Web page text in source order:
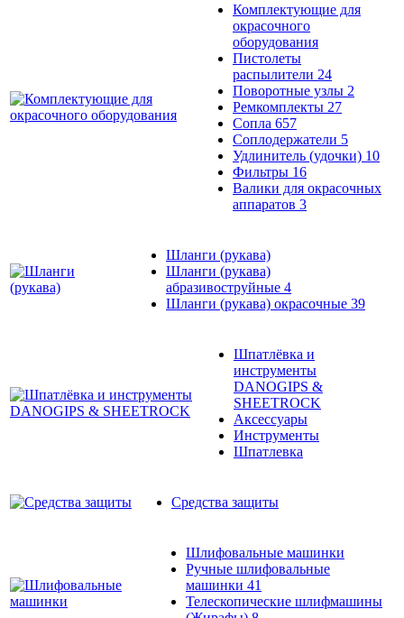
Комплектующие для
окрасочного
оборудования
Пистолеты
распылители 24
Поворотные узлы 2
Ремкомплекты 27
Сопла 657
Соплодержатели 5
Удлинитель (удочки) 10
Фильтры 16
Валики для окрасочных
аппаратов 3
Шланги (рукава)
Шланги (рукава)
абразивоструйные 4
Шланги (рукава) окрасочные 39
Шпатлёвка и
инструменты
DANOGIPS &
SHEETROCK
Аксессуары
Инструменты
Шпатлевка
Средства защиты
Шлифовальные машинки
Ручные шлифовальные
машинки 41
Телескопические шлифмашины